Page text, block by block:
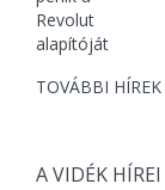
TOVÁBBI
A VIDÉK HÍREI